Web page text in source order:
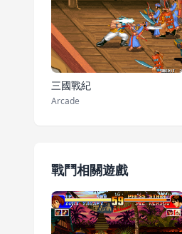
三國戰紀
Arcade
戰鬥相關遊戲